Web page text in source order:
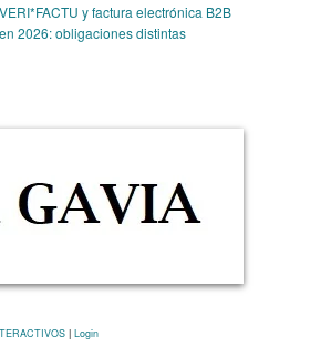
VERI*FACTU y factura electrónica B2B
en 2026: obligaciones distintas
| Login